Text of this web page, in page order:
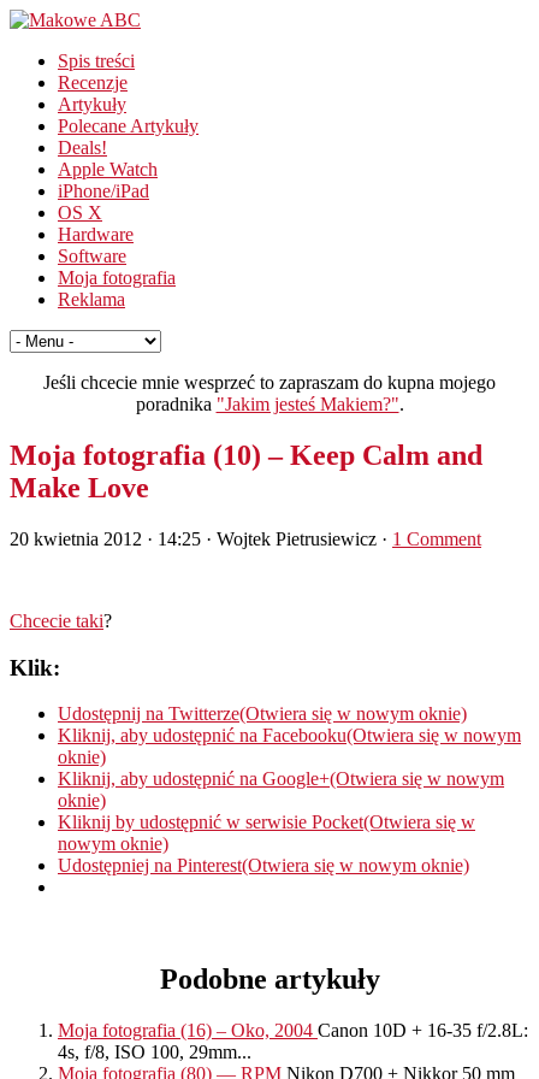
Spis treści
Recenzje
Artykuły
Polecane Artykuły
Deals!
Apple Watch
iPhone/iPad
OS X
Hardware
Software
Moja fotografia
Reklama
Jeśli chcecie mnie wesprzeć to zapraszam do kupna mojego
poradnika "Jakim jesteś Makiem?".
Moja fotografia (10) – Keep Calm and
Make Love
20 kwietnia 2012 · 14:25 · Wojtek Pietrusiewicz · 1 Comment
Chcecie taki?
Klik:
Udostępnij na Twitterze(Otwiera się w nowym oknie)
Kliknij, aby udostępnić na Facebooku(Otwiera się w nowym
oknie)
Kliknij, aby udostępnić na Google+(Otwiera się w nowym
oknie)
Kliknij by udostępnić w serwisie Pocket(Otwiera się w
nowym oknie)
Udostępniej na Pinterest(Otwiera się w nowym oknie)
Podobne artykuły
Moja fotografia (16) – Oko, 2004 Canon 10D + 16-35 f/2.8L:
4s, f/8, ISO 100, 29mm...
Moja fotografia (80) — RPM Nikon D700 + Nikkor 50 mm